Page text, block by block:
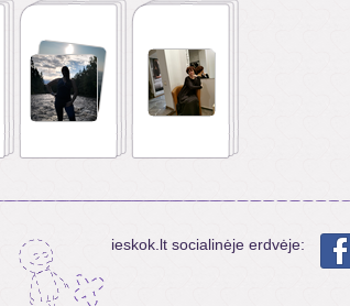
ieskok.lt socialinėje erdvėje: